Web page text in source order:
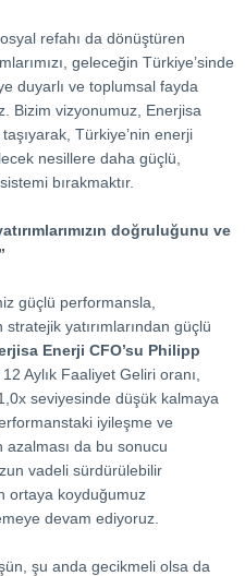
refahı da dönüştüren
geleceğin Türkiye’sinde
duyarlı ve toplumsal fayda
Bizim vizyonumuz, Enerjisa
Türkiye’nin enerji
nesillere daha güçlü,
bırakmaktır.
doğruluğunu ve
güçlü performansla,
yatırımlarından güçlü
Enerji CFO’su Philipp
Aylık Faaliyet Geliri oranı,
seviyesinde düşük kalmaya
iyileşme ve
da bu sonucu
vadeli sürdürülebilir
ortaya koyduğumuz
devam ediyoruz.
şu anda gecikmeli olsa da